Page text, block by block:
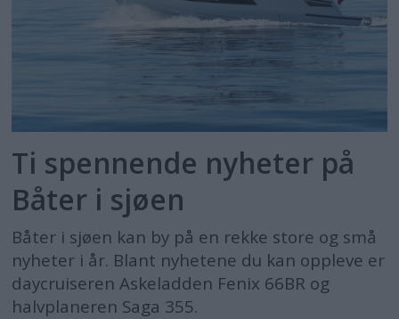
Ti spennende nyheter på
Båter i sjøen
Båter i sjøen kan by på en rekke store og små
nyheter i år. Blant nyhetene du kan oppleve er
daycruiseren Askeladden Fenix 66BR og
halvplaneren Saga 355.